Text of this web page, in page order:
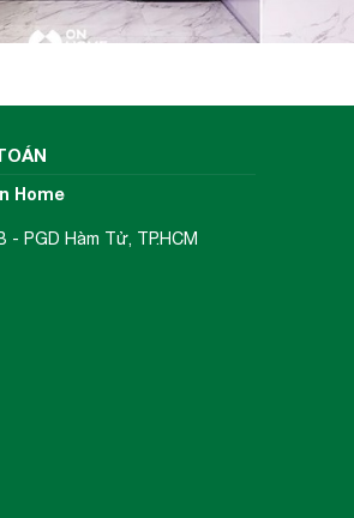
Home
- PGD Hàm Tử, TP.HCM